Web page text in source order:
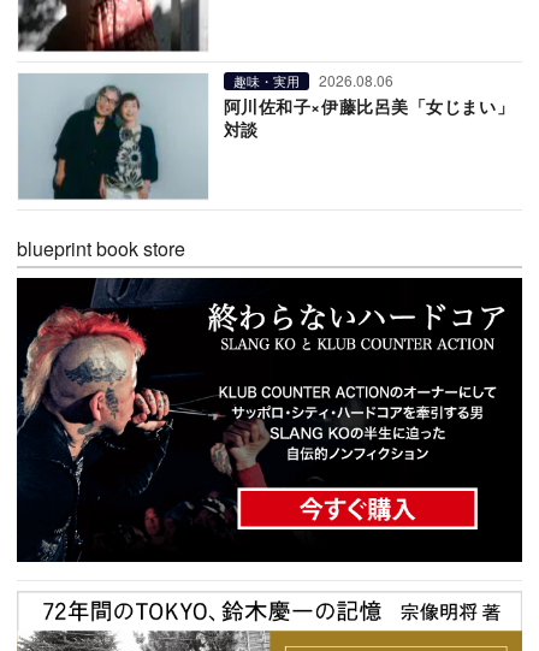
趣味・実用 2026.08.06
阿川佐和子×伊藤比呂美「女じまい」
対談
blueprint book store